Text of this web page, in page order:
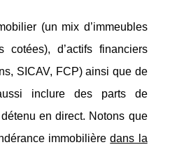
(un mix d’immeubles
d’actifs financiers
SICAV, FCP) ainsi que de
inclure des parts de
en direct. Notons que
immobilièredans la